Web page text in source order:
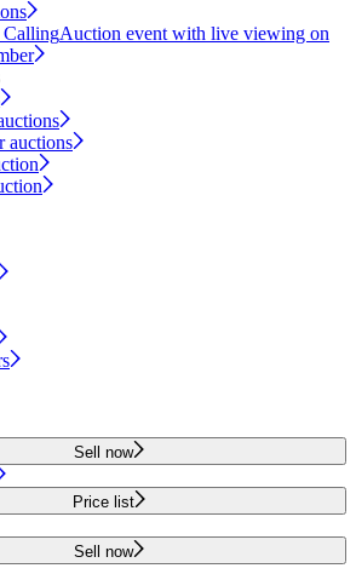
CallingAuction event with live viewing on
auctions
Sell now
Price list
Sell now